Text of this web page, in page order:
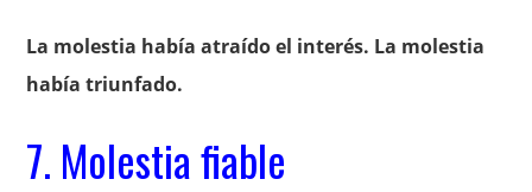
La molestia había atraído el interés. La molestia
había triunfado.
7. Molestia fiable